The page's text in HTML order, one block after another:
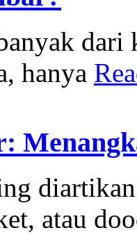
dari
hanya
atau